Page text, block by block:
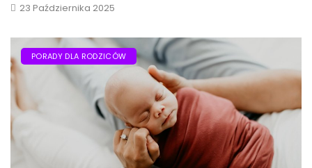
23 Października 2025
PORADY DLA RODZICÓW